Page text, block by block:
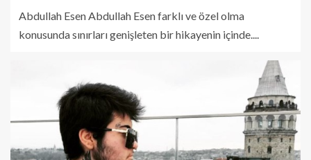
Abdullah Esen Abdullah Esen farklı ve özel olma
konusunda sınırları genişleten bir hikayenin içinde....